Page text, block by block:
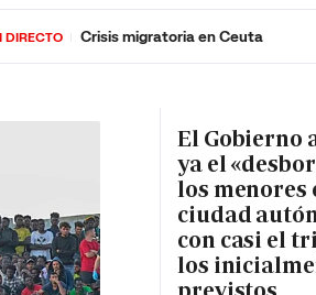
SOCIEDADCULTURAGENTEPLAY
DIRECTO Crisis migratoria en Ceuta
El Gobierno
ya el
los menores
ciudad
con casi el
los